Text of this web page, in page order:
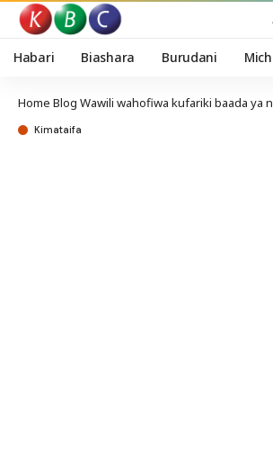
Habari Biashara Burudani
Home Blog Wawili wahofiwa kufariki baada ya ndege
Kimataifa